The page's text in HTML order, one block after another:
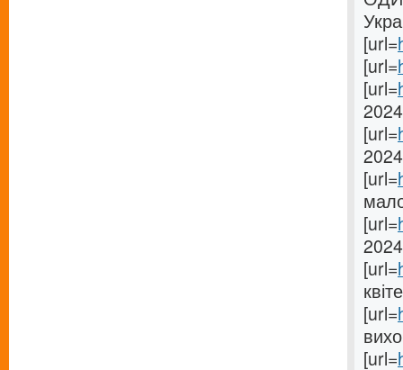
[url=
[url=
[url=
[url=
[url=
[url=
[url=
[url=
[url=